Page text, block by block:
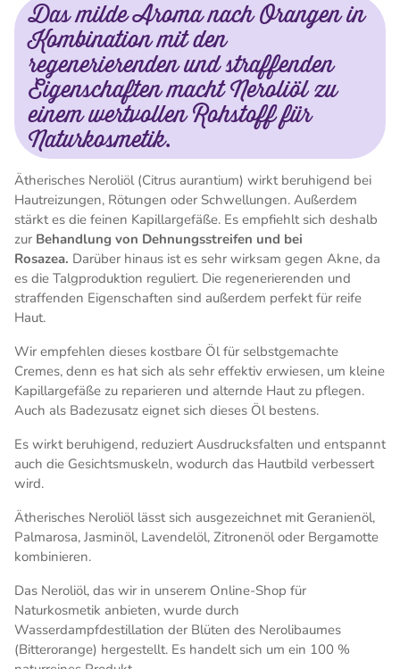
Das milde Aroma nach Orangen in
Kombination mit den
regenerierenden und straffenden
Eigenschaften macht Neroliöl zu
einem wertvollen Rohstoff für
Naturkosmetik.
Ätherisches Neroliöl (Citrus aurantium) wirkt beruhigend bei
Hautreizungen, Rötungen oder Schwellungen. Außerdem
stärkt es die feinen Kapillargefäße. Es empfiehlt sich deshalb
zur Behandlung von Dehnungsstreifen und bei
Rosazea. Darüber hinaus ist es sehr wirksam gegen Akne, da
es die Talgproduktion reguliert. Die regenerierenden und
straffenden Eigenschaften sind außerdem perfekt für reife
Haut.
Wir empfehlen dieses kostbare Öl für selbstgemachte
Cremes, denn es hat sich als sehr effektiv erwiesen, um kleine
Kapillargefäße zu reparieren und alternde Haut zu pflegen.
Auch als Badezusatz eignet sich dieses Öl bestens.
Es wirkt beruhigend, reduziert Ausdrucksfalten und entspannt
auch die Gesichtsmuskeln, wodurch das Hautbild verbessert
wird.
Ätherisches Neroliöl lässt sich ausgezeichnet mit Geranienöl,
Palmarosa, Jasminöl, Lavendelöl, Zitronenöl oder Bergamotte
kombinieren.
Das Neroliöl, das wir in unserem Online-Shop für
Naturkosmetik anbieten, wurde durch
Wasserdampfdestillation der Blüten des Nerolibaumes
(Bitterorange) hergestellt. Es handelt sich um ein 100 %